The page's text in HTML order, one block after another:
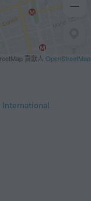
貢獻人 OpenStreetMap
International